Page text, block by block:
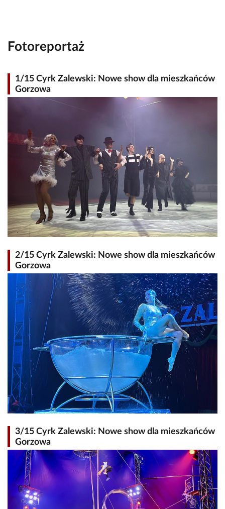
Fotoreportaż
1/15 Cyrk Zalewski: Nowe show dla mieszkańców
Gorzowa
2/15 Cyrk Zalewski: Nowe show dla mieszkańców
Gorzowa
3/15 Cyrk Zalewski: Nowe show dla mieszkańców
Gorzowa